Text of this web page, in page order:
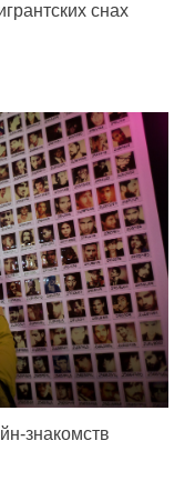
снах
знакомств